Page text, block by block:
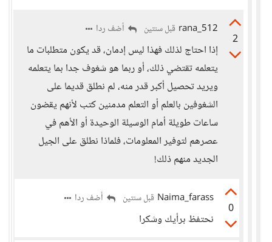
2
rana_512 قبل سنتين أضف ردا
إذا احتاج لذلك فهذا ليس إدمان، قد يكون متطلبات ما
يتعلمه تقتضي ذلك، أو ربما هو شغوف جدا بما يتعلمه
ويريد تحصيل أكبر قدر منه، لم نطلق قديما على
الشغوفين بالعلم أو التعلم مدمنين كتب لأنهم يقضون
ساعات طويلة أمام الوسيلة الوحيدة أو الأهم في
عصرهم لتوفير المعلومات، فلماذا نطلق على الجيل
الجديد منهم ذلك!
0
Naima_farass قبل سنتين أضف ردا
نحتفظ برأيك وشكرا